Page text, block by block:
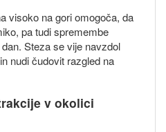
visoko na gori omogoča, da
pa tudi spremembe
Steza se vije navzdol
nudi čudovit razgled na
v okolici